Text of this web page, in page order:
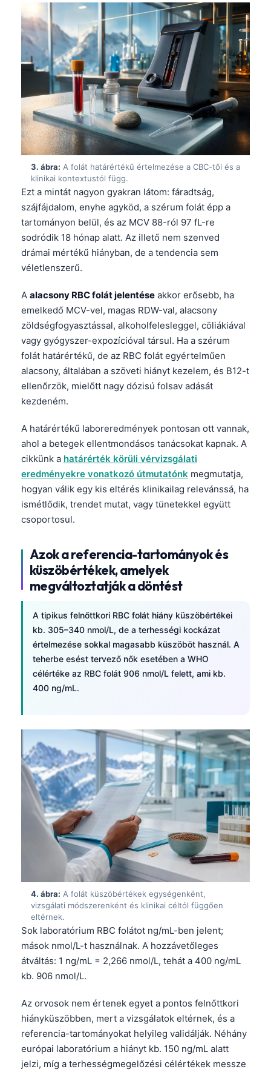
3. ábra: A folát határértékű értelmezése a CBC-től és a
klinikai kontextustól függ.
Ezt a mintát nagyon gyakran látom: fáradtság,
szájfájdalom, enyhe agyköd, a szérum folát épp a
tartományon belül, és az MCV 88-ról 97 fL-re
sodródik 18 hónap alatt. Az illető nem szenved
drámai mértékű hiányban, de a tendencia sem
véletlenszerű.
A alacsony RBC folát jelentése akkor erősebb, ha
emelkedő MCV-vel, magas RDW-val, alacsony
zöldségfogyasztással, alkoholfelesleggel, cöliákiával
vagy gyógyszer-expozícióval társul. Ha a szérum
folát határértékű, de az RBC folát egyértelműen
alacsony, általában a szöveti hiányt kezelem, és B12-t
ellenőrzök, mielőtt nagy dózisú folsav adását
kezdeném.
A határértékű laboreredmények pontosan ott vannak,
ahol a betegek ellentmondásos tanácsokat kapnak. A
cikkünk a határérték körüli vérvizsgálati
eredményekre vonatkozó útmutatónk megmutatja,
hogyan válik egy kis eltérés klinikailag relevánssá, ha
ismétlődik, trendet mutat, vagy tünetekkel együtt
csoportosul.
Azok a referencia-tartományok és
küszöbértékek, amelyek
megváltoztatják a döntést
A tipikus felnőttkori RBC folát hiány küszöbértékei
kb. 305–340 nmol/L, de a terhességi kockázat
értelmezése sokkal magasabb küszöböt használ. A
teherbe esést tervező nők esetében a WHO
célértéke az RBC folát 906 nmol/L felett, ami kb.
400 ng/mL.
4. ábra: A folát küszöbértékek egységenként,
vizsgálati módszerenként és klinikai céltól függően
eltérnek.
Sok laboratórium RBC folátot ng/mL-ben jelent;
mások nmol/L-t használnak. A hozzávetőleges
átváltás: 1 ng/mL = 2,266 nmol/L, tehát a 400 ng/mL
kb. 906 nmol/L.
Az orvosok nem értenek egyet a pontos felnőttkori
hiányküszöbben, mert a vizsgálatok eltérnek, és a
referencia-tartományokat helyileg validálják. Néhány
európai laboratórium a hiányt kb. 150 ng/mL alatt
jelzi, míg a terhességmegelőzési célértékek messze